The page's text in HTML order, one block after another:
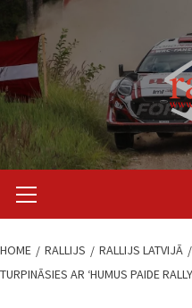
content
Menu
HOME RALLIJS RALLIJS LATVIJĀ
TURPINĀSIES AR ‘HUMUS PAIDE